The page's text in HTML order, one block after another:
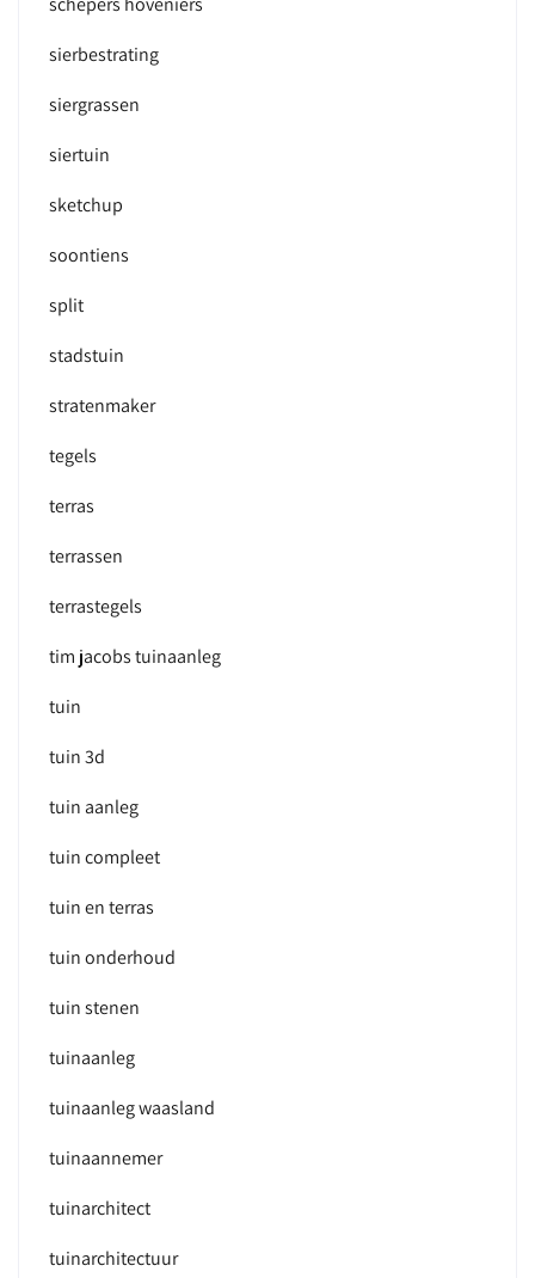
sierbestrating
siergrassen
siertuin
sketchup
soontiens
split
stadstuin
stratenmaker
tegels
terras
terrassen
terrastegels
tim jacobs tuinaanleg
tuin
tuin 3d
tuin aanleg
tuin compleet
tuin en terras
tuin onderhoud
tuin stenen
tuinaanleg
tuinaanleg waasland
tuinaannemer
tuinarchitect
tuinarchitectuur